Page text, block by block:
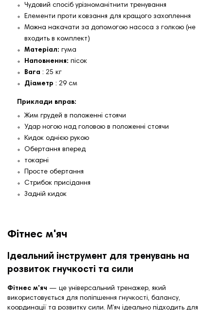
Чудовий спосіб урізноманітнити тренування
Елементи проти ковзання для кращого захоплення
Можна накачати за допомогою насоса з голкою (не
входить в комплект)
Матеріал: гума
Наповнення: пісок
Вага : 25 кг
Діаметр : 29 см
Приклади вправ:
Жим грудей в положенні стоячи
Удар ногою над головою в положенні стоячи
Кидок однією рукою
Обертання вперед
токарні
Просте обертання
Стрибок присідання
Задній кидок
Фітнес м'яч
Ідеальний інструмент для тренувань на
розвиток гнучкості та сили
Фітнес м'яч — це універсальний тренажер, який
використовується для поліпшення гнучкості, балансу,
координації та розвитку сили. М'яч ідеально підходить для